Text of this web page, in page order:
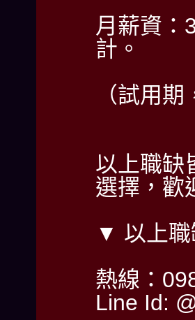
月薪資：
計。
（試用
以上職缺
選擇，歡
▼ 以上職
熱線：
Line Id: